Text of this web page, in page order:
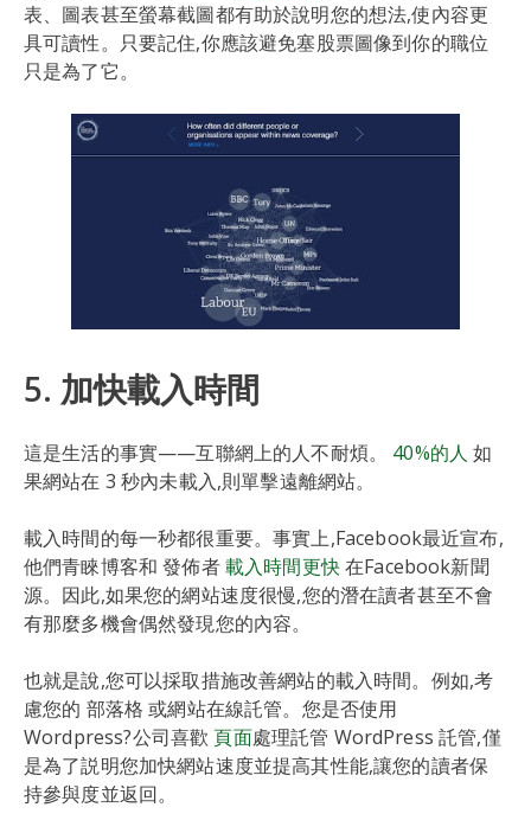
表、圖表甚至螢幕截圖都有助於說明您的想法,使內容更
具可讀性。只要記住,你應該避免塞股票圖像到你的職位
只是為了它。
5. 加快載入時間
這是生活的事實——互聯網上的人不耐煩。 40%的人 如
果網站在 3 秒內未載入,則單擊遠離網站。
載入時間的每一秒都很重要。事實上,Facebook最近宣布,
他們青睞博客和 發佈者載入時間更快在Facebook新聞
源。因此,如果您的網站速度很慢,您的潛在讀者甚至不會
有那麼多機會偶然發現您的內容。
也就是說,您可以採取措施改善網站的載入時間。例如,考
慮您的 部落格 或網站在線託管。您是否使用
Wordpress?公司喜歡 頁面處理託管 WordPress 託管,僅
是為了説明您加快網站速度並提高其性能,讓您的讀者保
持參與度並返回。